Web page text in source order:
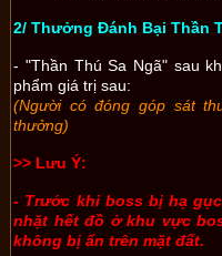
2/ Thưởng Đánh Bại Thần
- "Thần Thú Sa Ngã" sau
phẩm giá trị sau:
(Người có đóng góp sát
thưởng)
>> Lưu Ý:
- Trước khi boss bị hạ
nhặt hết đồ ở khu vực
không bị ẩn trên mặt đất.